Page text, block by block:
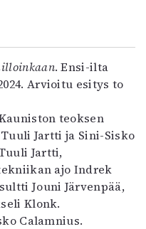
. Ensi-ilta
Arvioitu esitys to
teoksen
Jartti ja Sini-Sisko
Jartti,
ajo Indrek
Jouni Järvenpää,
Klonk.
Calamnius.